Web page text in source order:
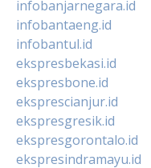
infobanjarnegara.id
infobantaeng.id
infobantul.id
ekspresbekasi.id
ekspresbone.id
eksprescianjur.id
ekspresgresik.id
ekspresgorontalo.id
ekspresindramayu.id